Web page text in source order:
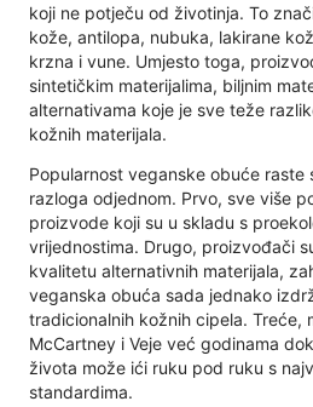
koji ne potječu od životinja. To
kože, antilopa, nubuka, lakirane
krzna i vune. Umjesto toga,
sintetičkim materijalima, biljnim
alternativama koje je sve teže
kožnih materijala.
Popularnost veganske obuće raste
razloga odjednom. Prvo, sve više
proizvode koji su u skladu s
vrijednostima. Drugo, proizvođači
kvalitetu alternativnih materijala,
veganska obuća sada jednako
tradicionalnih kožnih cipela. Treće,
McCartney i Veje već godinama
života može ići ruku pod ruku s
standardima.